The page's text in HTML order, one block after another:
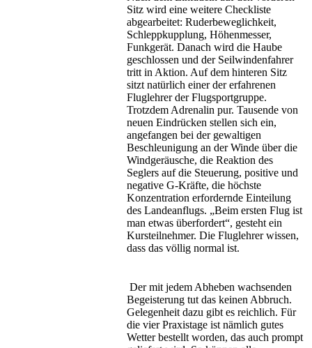
Sitz wird eine weitere Checkliste
abgearbeitet: Ruderbeweglichkeit,
Schleppkupplung, Höhenmesser,
Funkgerät. Danach wird die Haube
geschlossen und der Seilwindenfahrer
tritt in Aktion. Auf dem hinteren Sitz
sitzt natürlich einer der erfahrenen
Fluglehrer der Flugsportgruppe.
Trotzdem Adrenalin pur. Tausende von
neuen Eindrücken stellen sich ein,
angefangen bei der gewaltigen
Beschleunigung an der Winde über die
Windgeräusche, die Reaktion des
Seglers auf die Steuerung, positive und
negative G-Kräfte, die höchste
Konzentration erfordernde Einteilung
des Landeanflugs. „Beim ersten Flug ist
man etwas überfordert“, gesteht ein
Kursteilnehmer. Die Fluglehrer wissen,
dass das völlig normal ist.
Der mit jedem Abheben wachsenden
Begeisterung tut das keinen Abbruch.
Gelegenheit dazu gibt es reichlich. Für
die vier Praxistage ist nämlich gutes
Wetter bestellt worden, das auch prompt